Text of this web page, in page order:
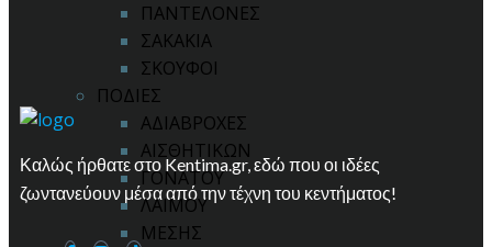
ΠΑΝΤΕΛΟΝΕΣ
ΣΑΚΑΚΙΑ
ΣΚΟΥΦΟΙ
ΠΟΔΙΕΣ
ΑΔΙΑΒΡΟΧΕΣ
ΑΙΣΘΗΤΙΚΩΝ
ΓΟΝΑΤΟΥ
ΛΑΙΜΟΥ
ΜΕΣΗΣ
Καλώς ήρθατε στο Kentima.gr, εδώ που οι ιδέες
ζωντανεύουν μέσα από την τέχνη του κεντήματος!